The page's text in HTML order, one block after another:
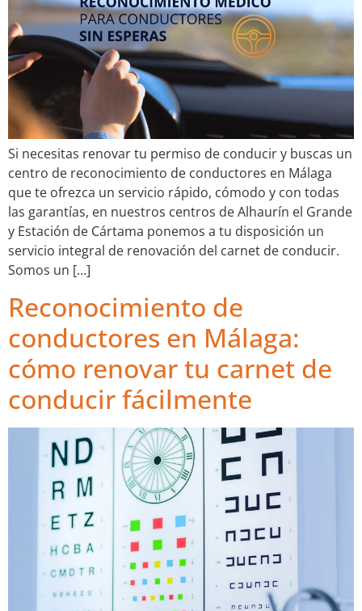
Si necesitas renovar tu permiso de conducir y buscas un
centro de reconocimiento de conductores en Málaga
que te ofrezca un servicio rápido, cómodo y con todas
las garantías, en nuestros centros de Alhaurín el Grande
y Estación de Cártama ponemos a tu disposición un
servicio integral de renovación del carnet de conducir.
Somos un […]
Reconocimiento de
conductores en Málaga:
cómo renovar tu carnet de
conducir fácilmente